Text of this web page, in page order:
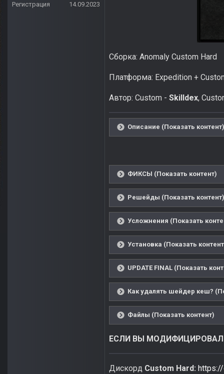
Регистрация
14.09.2023
Сборка: Anomaly Custom Hard
Платформа: Expedition +
Автор: Custom - Skilldex,
Описание (Показать контент)
ФИКСЫ (Показать контент)
Решейды (Показать контент)
Усложнения (Показать
Установка (Показать
UPDATE FINAL (Показать
Как удалять шейдер кеш?
Файлы (Показать контент)
ЕСЛИ ВЫ
Дискорд Custom Hard: https://